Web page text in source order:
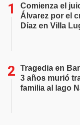
Comienza el
Álvarez por el
Díaz en Villa
Tragedia en
3 años murió
familia al lago